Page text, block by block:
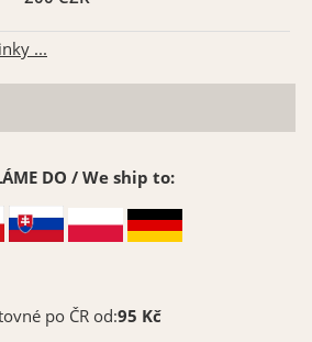
...
DO / We ship to:
po ČR od:95 Kč